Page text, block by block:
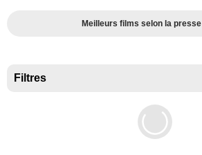
Meilleurs films selon la presse
Filtres